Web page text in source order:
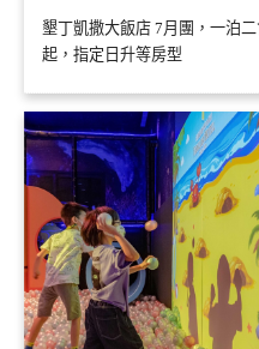
墾丁凱撒大飯店 7月團，一泊
起，指定日升等房型